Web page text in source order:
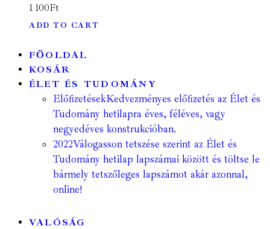
1 100Ft
ADD TO CART
FŐOLDAL
KOSÁR
ÉLET ÉS TUDOMÁNY
ElőfizetésekKedvezményes előfizetés az Élet és
Tudomány hetilapra éves, féléves, vagy
negyedéves konstrukcióban.
2022Válogasson tetszése szerint az Élet és
Tudomány hetilap lapszámai között és töltse le
bármely tetszőleges lapszámot akár azonnal,
online!
VALÓSÁG